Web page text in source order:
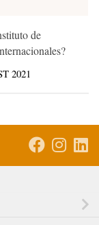
de
2021